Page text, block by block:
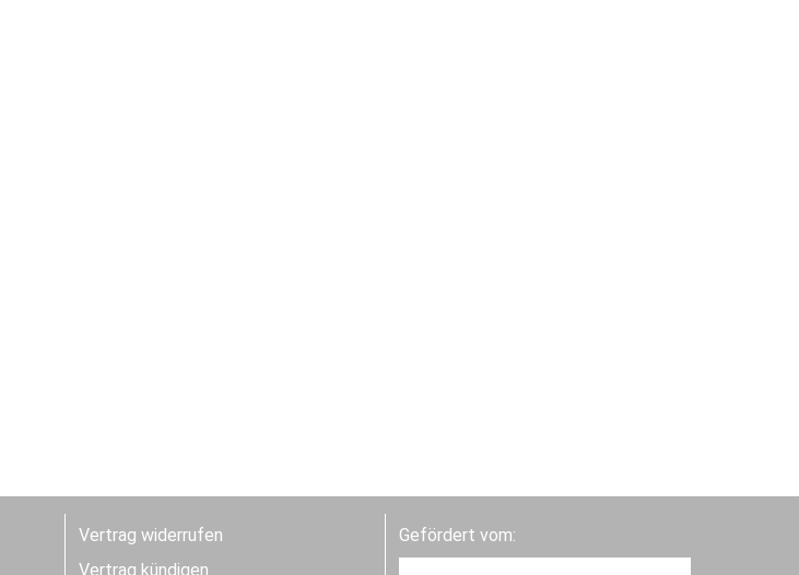
Vertrag widerrufen
Vertrag kündigen
Gefördert vom: